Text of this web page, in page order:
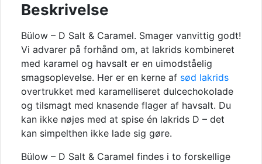
Beskrivelse
Bülow – D Salt & Caramel. Smager vanvittig godt!
Vi advarer på forhånd om, at lakrids kombineret
med karamel og havsalt er en uimodståelig
smagsoplevelse. Her er en kerne af sød lakrids
overtrukket med karamelliseret dulcechokolade
og tilsmagt med knasende flager af havsalt. Du
kan ikke nøjes med at spise én lakrids D – det
kan simpelthen ikke lade sig gøre.
Bülow – D Salt & Caramel findes i to forskellige